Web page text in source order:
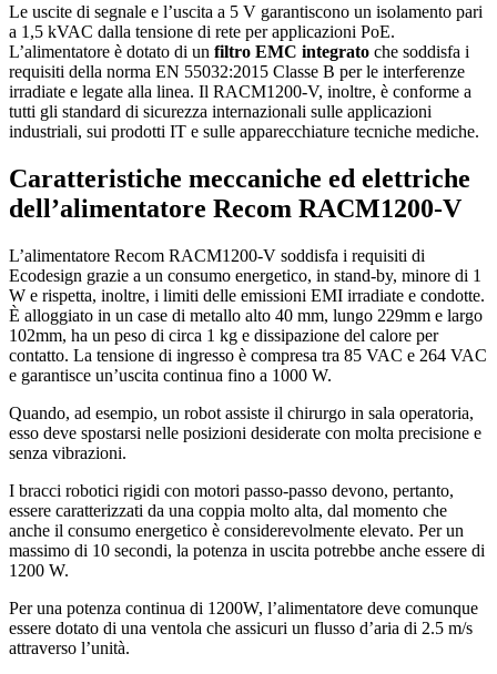
Le uscite di segnale e l’uscita a 5 V garantiscono un isolamento pari
a 1,5 kVAC dalla tensione di rete per applicazioni PoE.
L’alimentatore è dotato di un filtro EMC integrato che soddisfa i
requisiti della norma EN 55032:2015 Classe B per le interferenze
irradiate e legate alla linea. Il RACM1200-V, inoltre, è conforme a
tutti gli standard di sicurezza internazionali sulle applicazioni
industriali, sui prodotti IT e sulle apparecchiature tecniche mediche.
Caratteristiche meccaniche ed elettriche
dell’alimentatore Recom RACM1200-V
L’alimentatore Recom RACM1200-V soddisfa i requisiti di
Ecodesign grazie a un consumo energetico, in stand-by, minore di 1
W e rispetta, inoltre, i limiti delle emissioni EMI irradiate e condotte.
È alloggiato in un case di metallo alto 40 mm, lungo 229mm e largo
102mm, ha un peso di circa 1 kg e dissipazione del calore per
contatto. La tensione di ingresso è compresa tra 85 VAC e 264 VAC
e garantisce un’uscita continua fino a 1000 W.
Quando, ad esempio, un robot assiste il chirurgo in sala operatoria,
esso deve spostarsi nelle posizioni desiderate con molta precisione e
senza vibrazioni.
I bracci robotici rigidi con motori passo-passo devono, pertanto,
essere caratterizzati da una coppia molto alta, dal momento che
anche il consumo energetico è considerevolmente elevato. Per un
massimo di 10 secondi, la potenza in uscita potrebbe anche essere di
1200 W.
Per una potenza continua di 1200W, l’alimentatore deve comunque
essere dotato di una ventola che assicuri un flusso d’aria di 2.5 m/s
attraverso l’unità.